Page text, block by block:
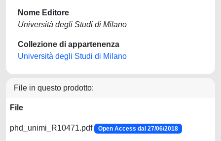
Nome Editore
Università degli Studi di Milano
Collezione di appartenenza
Università degli Studi di Milano
File in questo prodotto:
File
phd_unimi_R10471.pdf Open Access dal 27/06/2018